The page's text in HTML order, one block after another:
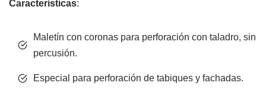
Características:
Maletín con coronas para perforación con taladro, sin
percusión.
Especial para perforación de tabiques y fachadas.